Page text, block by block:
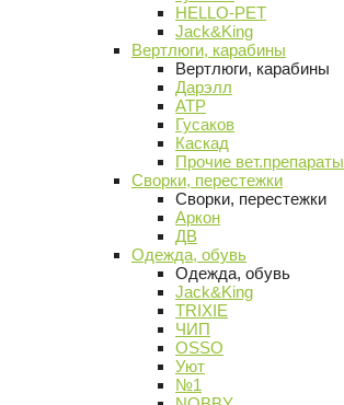
HELLO-PET
Jack&King
Вертлюги, карабины
Вертлюги, карабины
Дарэлл
АТР
Гусаков
Каскад
Прочие вет.препараты
Сворки, перестежки
Сворки, перестежки
Аркон
ДВ
Одежда, обувь
Одежда, обувь
Jack&King
TRIXIE
ЧИП
OSSO
Уют
№1